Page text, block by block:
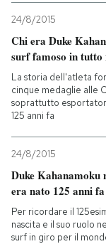
24/8/2015
Chi era Duke
surf famoso in tutto
La storia dell'atleta
cinque medaglie alle
soprattutto
125 anni fa
24/8/2015
Duke Kahanamoku
era nato 125 anni fa
Per ricordare il
nascita e il suo ruolo
surf in giro per il